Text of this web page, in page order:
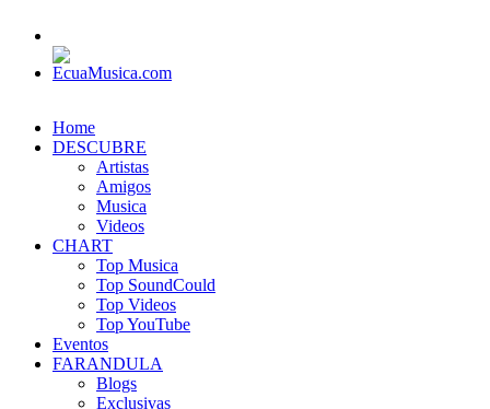
Home
DESCUBRE
Artistas
Amigos
Musica
Videos
CHART
Top Musica
Top SoundCould
Top Videos
Top YouTube
Eventos
FARANDULA
Blogs
Exclusivas